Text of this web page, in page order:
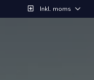
Inkl. moms